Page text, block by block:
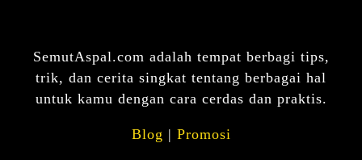
SemutAspal.com adalah tempat berbagi tips,
trik, dan cerita singkat tentang berbagai hal
untuk kamu dengan cara cerdas dan praktis.
Blog | Promosi